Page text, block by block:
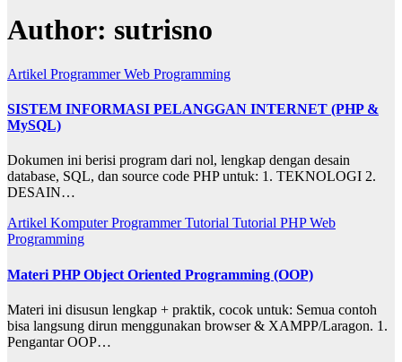
Author: sutrisno
Artikel ProgrammerWeb Programming
SISTEM INFORMASI PELANGGAN INTERNET (PHP &
MySQL)
Dokumen ini berisi program dari nol, lengkap dengan desain
database, SQL, dan source code PHP untuk: 1. TEKNOLOGI 2.
DESAIN…
Artikel KomputerProgrammerTutorial Tutorial PHPWeb
Programming
Materi PHP Object Oriented Programming (OOP)
Materi ini disusun lengkap + praktik, cocok untuk: Semua contoh
bisa langsung dirun menggunakan browser & XAMPP/Laragon. 1.
Pengantar OOP…